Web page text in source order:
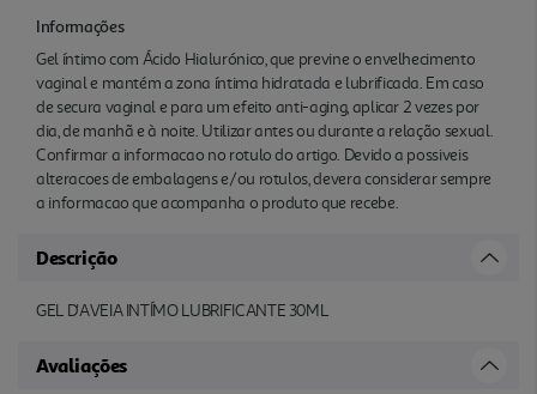
Informações
Gel íntimo com Ácido Hialurónico, que previne o envelhecimento
vaginal e mantém a zona íntima hidratada e lubrificada. Em caso
de secura vaginal e para um efeito anti-aging, aplicar 2 vezes por
dia, de manhã e à noite. Utilizar antes ou durante a relação sexual.
Confirmar a informacao no rotulo do artigo. Devido a possiveis
alteracoes de embalagens e/ou rotulos, devera considerar sempre
a informacao que acompanha o produto que recebe.
Descrição
GEL D'AVEIA INTÍMO LUBRIFICANTE 30ML
Avaliações